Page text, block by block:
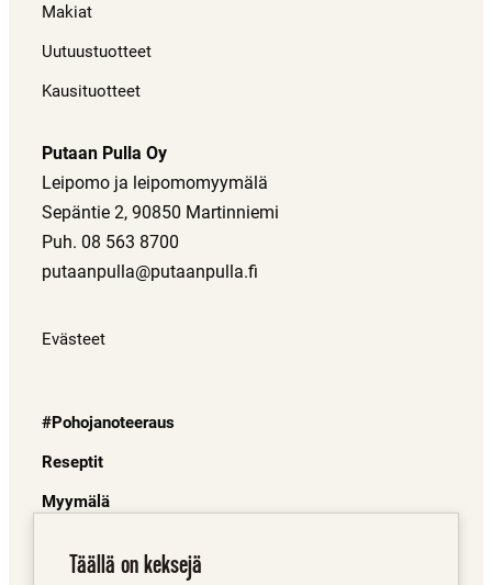
Makiat
Uutuustuotteet
Kausituotteet
Putaan Pulla Oy
Leipomo ja leipomomyymälä
Sepäntie 2, 90850 Martinniemi
Puh. 08 563 8700
putaanpulla@putaanpulla.fi
Evästeet
#Pohojanoteeraus
Reseptit
Myymälä
Täällä on keksejä